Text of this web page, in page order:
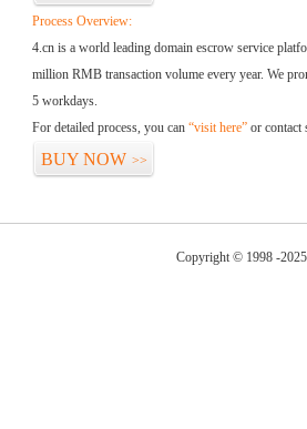
Process Overview:
4.cn is a world leading domain escrow service
million RMB transaction volume every year. We
5 workdays.
For detailed process, you can “visit here” or contact
BUY NOW >>
Copyright © 1998 -